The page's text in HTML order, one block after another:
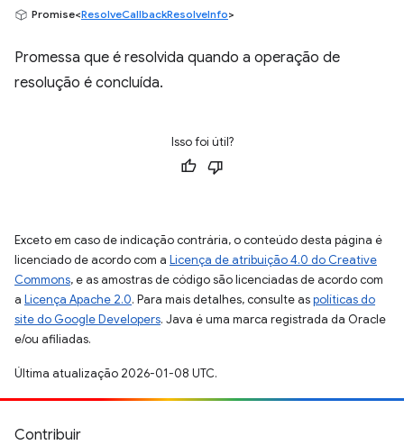
Promise<ResolveCallbackResolveInfo>
Promessa que é resolvida quando a operação de
resolução é concluída.
Isso foi útil?
Exceto em caso de indicação contrária, o conteúdo desta página é
licenciado de acordo com a Licença de atribuição 4.0 do Creative
Commons, e as amostras de código são licenciadas de acordo com
a Licença Apache 2.0. Para mais detalhes, consulte aspolíticas do
site do Google Developers. Java é uma marca registrada da Oracle
e/ou afiliadas.
Última atualização 2026-01-08 UTC.
Contribuir